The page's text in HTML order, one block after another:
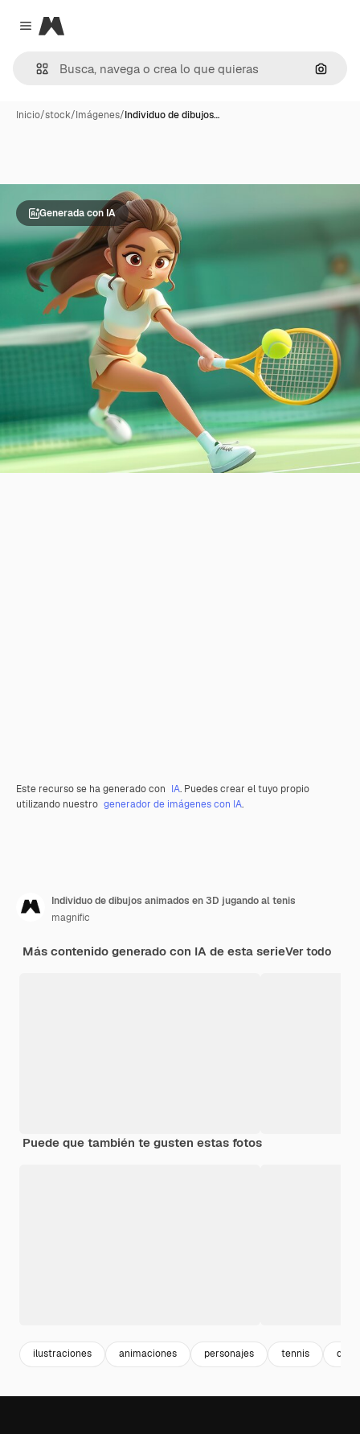
Close menu
Magnific
Inicio/stock/Imágenes/Individuo de dibujos…
Generada con IA
Este recurso se ha generado con IA. Puedes crear el tuyo propio
utilizando nuestro generador de imágenes con IA.
Individuo de dibujos animados en 3D jugando al tenis
magnific
Más contenido generado con IA de esta serieVer todo
Puede que también te gusten estas fotos
ilustraciones animaciones personajes tennis